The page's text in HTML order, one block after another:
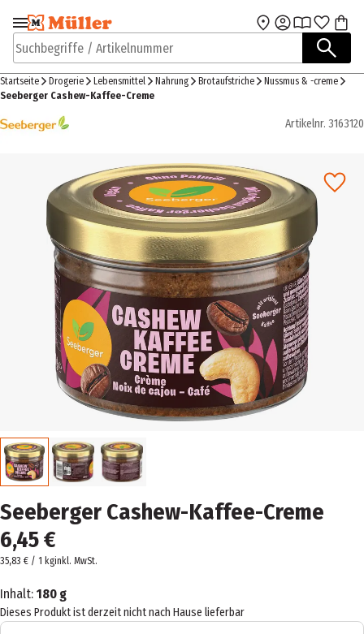
Zur Navigation
springen
Zum Hauptinhalt
Suchbegriffe / Artikelnummer
Startseite Drogerie Lebensmittel Nahrung Brotaufstriche
Nussmus & -creme
Seeberger Cashew-Kaffee-Creme
Artikelnr. 3163120
Seeberger Cashew-Kaffee-Creme
6,45 €
35,83 € / 1 kginkl. MwSt.
Inhalt: 180 g
Dieses Produkt ist derzeit nicht nach Hause lieferbar